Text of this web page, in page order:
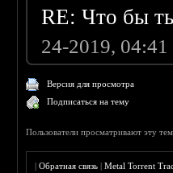
RE: Что бы
24-2019,
Версия для просмотра
Подписаться на тему
Пользователи просматривают эту
|Обратная связь |Metal Torrent